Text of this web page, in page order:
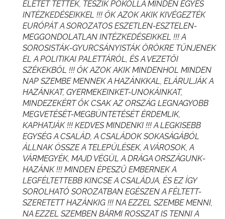
ÉLETÉT TETTÉK, TESZIK POKOLLÁ MINDEN EGYES
INTÉZKEDÉSEIKKEL !!! ŐK AZOK AKIK KIVÉGEZTÉK
EURÓPÁT A SOROZATOS ESZETLEN-ESZTELEN-
MEGGONDOLATLAN INTÉZKEDÉSEIKKEL !!! A
SOROSISTÁK-GYURCSÁNYISTÁK ÖRÖKRE TŰNJENEK
EL A POLITIKAI PALETTÁRÓL, ÉS A VEZETŐI
SZÉKEKBŐL !!! ŐK AZOK AKIK MINDENHOL MINDEN
NAP SZEMBE MENNEK A HAZÁNKKAL, ELÁRULJÁK A
HAZÁNKAT, GYERMEKEINKET-UNOKÁINKAT,
MINDEZEKÉRT ŐK CSAK AZ ORSZÁG LEGNAGYOBB
MEGVETÉSÉT-MEGBÜNTETÉSÉT ÉRDEMLIK,
KAPHATJÁK !!! KEDVES MINDENKI !!! A LEGKISEBB
EGYSÉG A CSALÁD, A CSALÁDOK SOKASÁGÁBÓL
ÁLLNAK ÖSSZE A TELEPÜLÉSEK, A VÁROSOK, A
VÁRMEGYÉK, MAJD VÉGÜL A DRÁGA ORSZÁGUNK-
HAZÁNK !!! MINDEN ÉPESZŰ EMBERNEK A
LEGFÉLTETTEBB KINCSE A CSALÁDJA, ÉS EZ ÍGY
SOROLHATÓ SOROZATBAN EGÉSZEN A FÉLTETT-
SZERETETT HAZÁNKIG !!! NA EZZEL SZEMBE MENNI,
NA EZZEL SZEMBEN BÁRMI ROSSZAT IS TENNI A